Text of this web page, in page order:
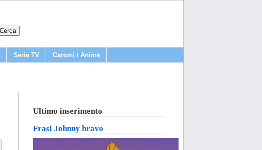
Serie TV Cartoni / Anime
Ultimo inserimento
Frasi Johnny bravo